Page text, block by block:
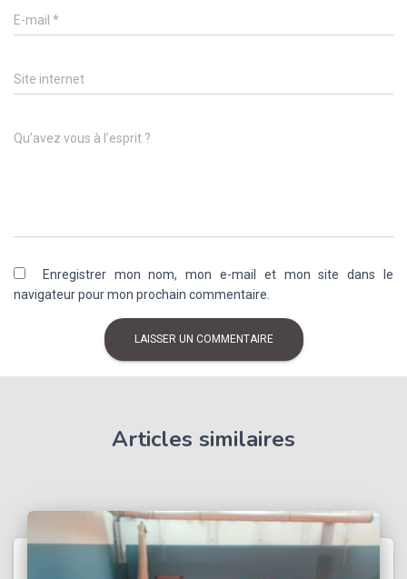
E-mail *
Site internet
Qu’avez vous à l’esprit ?
Enregistrer mon nom, mon e-mail et mon site dans le
navigateur pour mon prochain commentaire.
Articles similaires